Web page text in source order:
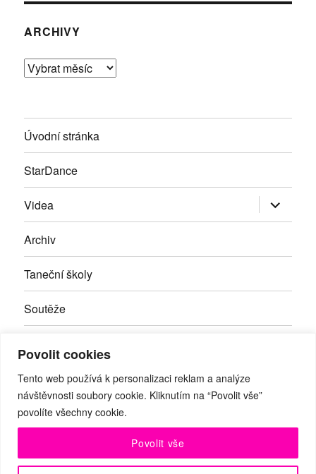
Povolit cookies
Tento web používá k personalizaci reklam a analýze
návštěvnosti soubory cookie. Kliknutím na “Povolit vše”
povolíte všechny cookie.
Povolit vše
ARCHIVY
Archivy
Úvodní stránka
StarDance
Videa Zobrazit
položky
Archiv
Taneční školy
Soutěže
Kontakty
Facebook
RSS Youtube
© Taneční magazín, z.s. | Branická 69/66, Braník, 147 00 Praha